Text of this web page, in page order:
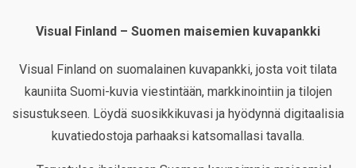
Visual Finland – Suomen maisemien kuvapankki
Visual Finland on suomalainen kuvapankki, josta voit tilata
kauniita Suomi-kuvia viestintään, markkinointiin ja tilojen
sisustukseen. Löydä suosikkikuvasi ja hyödynnä digitaalisia
kuvatiedostoja parhaaksi katsomallasi tavalla.